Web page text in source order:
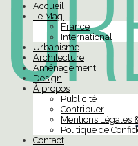
Accueil
Le Mag’
France
International
Urbanisme
Architecture
Aménagement
Design
À propos
Publicité
Contribuer
Mentions Légales
Politique de
Contact